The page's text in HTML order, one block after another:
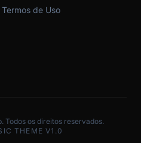
Termos de Uso
Todos os direitos reservados.
THEME V1.0